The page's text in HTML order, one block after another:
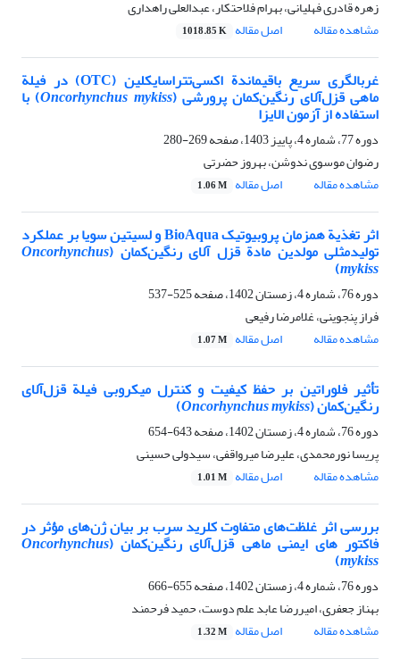
زهره قادری فهلیانی، بهرام فلاحتکار، عبدالعلی راهداری
مشاهده مقاله
اصل مقاله 1018.85 K
غربالگری سریع باقیماندة اکسی‌تتراسایکلین (OTC) در فیلة
ماهی قزل‌آلای رنگین‌کمان پرورشی (Oncorhynchus mykiss) با
استفاده از آزمون الایزا
دوره 77، شماره 4، پاییز 1403، صفحه
269-280
رضوان موسوی ندوشن، بهروز حضرتی
مشاهده مقاله
اصل مقاله 1.06 M
اثر تغذیة همزمان پروبیوتیک BioAqua و لسیتین سویا بر عملکرد
تولیدمثلی مولدین مادة قزل آلای رنگین‌کمان (Oncorhynchus
mykiss
)
دوره 76، شماره 4، زمستان 1402، صفحه
525-537
فراز پنجوینی، غلامرضا رفیعی
مشاهده مقاله
اصل مقاله 1.07 M
تأثیر فلوراتین بر حفظ کیفیت و کنترل میکروبی فیلة قزل‌آلای
رنگین‌کمان (Oncorhynchus mykiss
)
دوره 76، شماره 4، زمستان 1402، صفحه
643-654
پریسا نورمحمدی، علیرضا میرواقفی، سیدولی حسینی
مشاهده مقاله
اصل مقاله 1.01 M
بررسی اثر غلظت‌های متفاوت کلرید سرب بر بیان ژن‌های مؤثر در
فاکتور های ایمنی ماهی قزل‌آلای رنگین‌کمان (Oncorhynchus
mykiss
)
دوره 76، شماره 4، زمستان 1402، صفحه
655-666
بهناز جعفری، امیررضا عابد علم دوست، حمید فرحمند
مشاهده مقاله
اصل مقاله 1.32 M